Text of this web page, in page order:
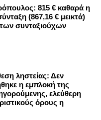
815 € καθαρά η
(867,16 € μεικτά)
συνταξιούχων
ληστείας: Δεν
η εμπλοκή της
ελεύθερη
όρους η